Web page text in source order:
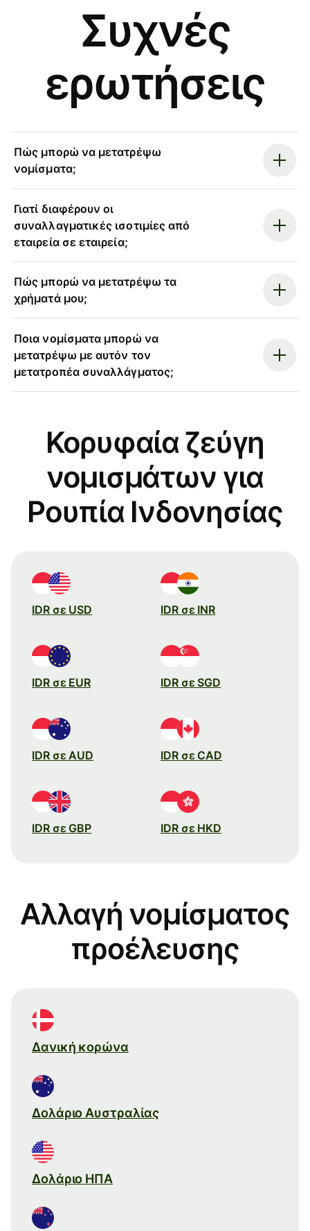
Συχνές
ερωτήσεις
Πώς μπορώ να μετατρέψω
νομίσματα;
Γιατί διαφέρουν οι
συναλλαγματικές ισοτιμίες από
εταιρεία σε εταιρεία;
Πώς μπορώ να μετατρέψω τα
χρήματά μου;
Ποια νομίσματα μπορώ να
μετατρέψω με αυτόν τον
μετατροπέα συναλλάγματος;
Κορυφαία ζεύγη
νομισμάτων για
Ρουπία Ινδονησίας
IDR σε USD IDR σε INR
IDR σε EUR IDR σε SGD
IDR σε AUD IDR σε CAD
IDR σε GBP IDR σε HKD
Αλλαγή νομίσματος
προέλευσης
Δανική κορώνα
Δολάριο Αυστραλίας
Δολάριο ΗΠΑ